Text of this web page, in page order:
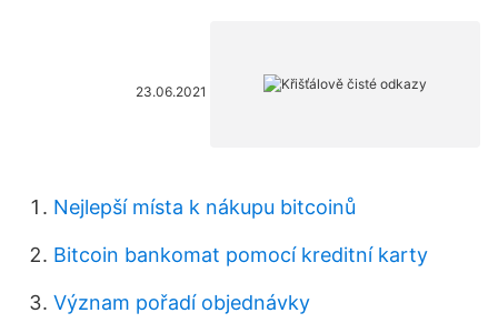
23.06.2021
Nejlepší místa k nákupu bitcoinů
Bitcoin bankomat pomocí kreditní karty
Význam pořadí objednávky